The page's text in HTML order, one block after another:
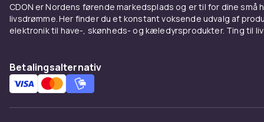
CDON er Nordens førende markedsplads og er til for dine små
livsdrømme. Her finder du et konstant voksende udvalg af
elektronik til have-, skønheds- og kæledyrsprodukter. Ting til
Betalingsalternativ